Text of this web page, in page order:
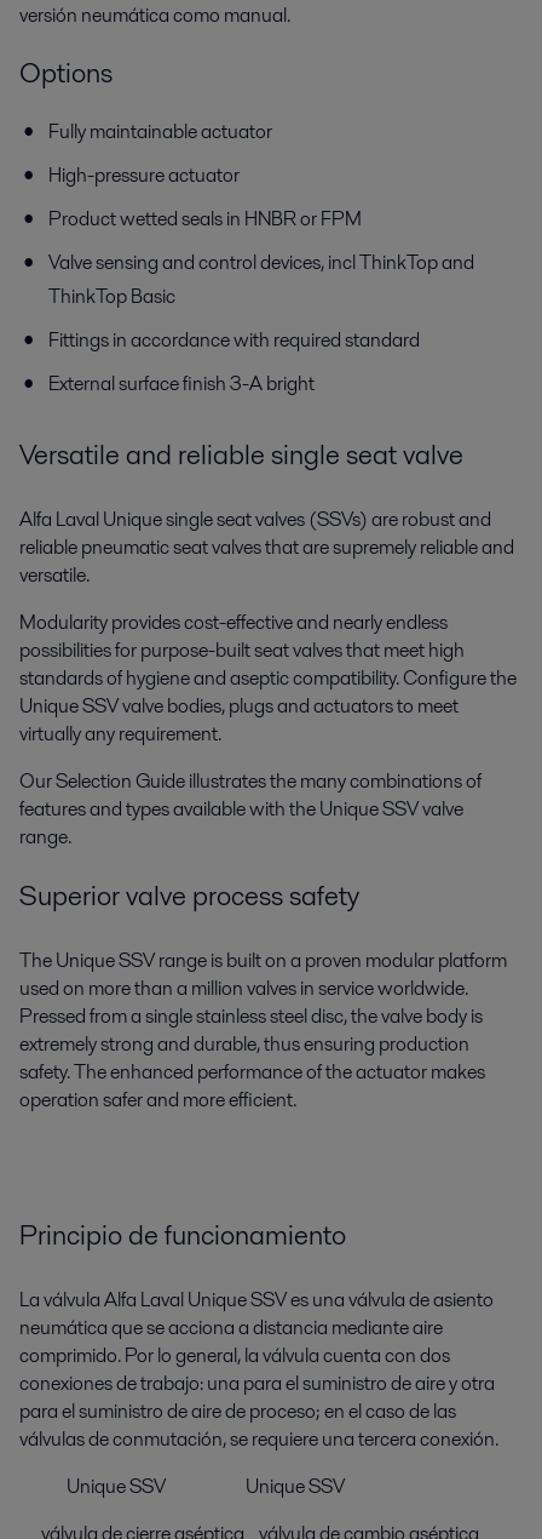
versión neumática como manual.
Options
Fully maintainable actuator
High-pressure actuator
Product wetted seals in HNBR or FPM
Valve sensing and control devices, incl ThinkTop and
ThinkTop Basic
Fittings in accordance with required standard
External surface finish 3-A bright
Versatile and reliable single seat valve
Alfa Laval Unique single seat valves (SSVs) are robust and
reliable pneumatic seat valves that are supremely reliable and
versatile.
Modularity provides cost-effective and nearly endless
possibilities for purpose-built seat valves that meet high
standards of hygiene and aseptic compatibility. Configure the
Unique SSV valve bodies, plugs and actuators to meet
virtually any requirement.
Our Selection Guide illustrates the many combinations of
features and types available with the Unique SSV valve
range.
Superior valve process safety
The Unique SSV range is built on a proven modular platform
used on more than a million valves in service worldwide.
Pressed from a single stainless steel disc, the valve body is
extremely strong and durable, thus ensuring production
safety. The enhanced performance of the actuator makes
operation safer and more efficient.
Principio de funcionamiento
La válvula Alfa Laval Unique SSV es una válvula de asiento
neumática que se acciona a distancia mediante aire
comprimido. Por lo general, la válvula cuenta con dos
conexiones de trabajo: una para el suministro de aire y otra
para el suministro de aire de proceso; en el caso de las
válvulas de conmutación, se requiere una tercera conexión.
Unique SSV Unique SSV